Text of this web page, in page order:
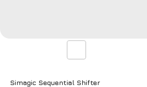
Simagic Sequential Shifter